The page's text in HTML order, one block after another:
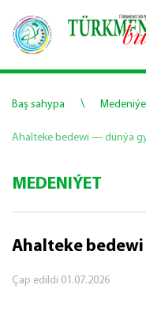
Baş sahypa \
Ahalteke bedewi — dünýä
MEDENIÝET
Ahalteke
Çap edildi 01.07.2026